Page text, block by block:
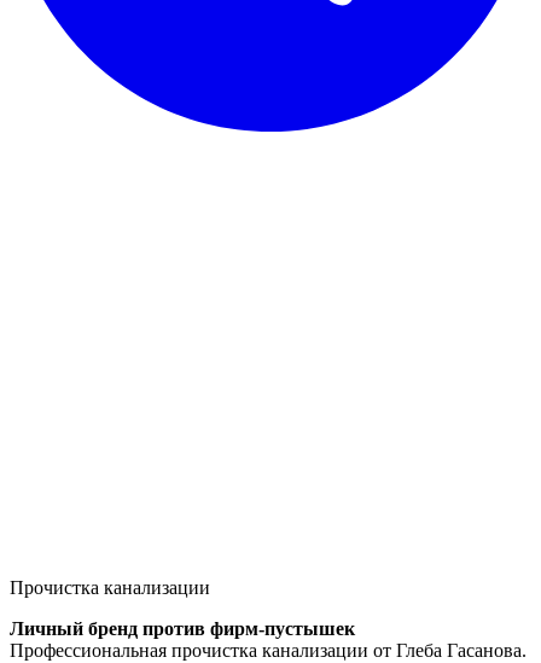
Прочистка канализации
Личный бренд против фирм-пустышек
Профессиональная прочистка канализации от Глеба Гасанова.